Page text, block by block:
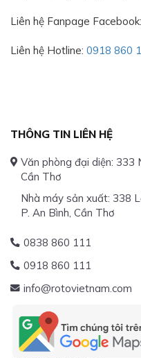
Liên hệ Fanpage Facebook:
Liên hệ Hotline: 0918 860
THÔNG TIN LIÊN HỆ
Văn phòng đại diện: 333
Cần Thơ
Nhà máy sản xuất: 338
P. An Bình, Cần Thơ
0838 860 111
0918 860 111
info@rotovietnam.com